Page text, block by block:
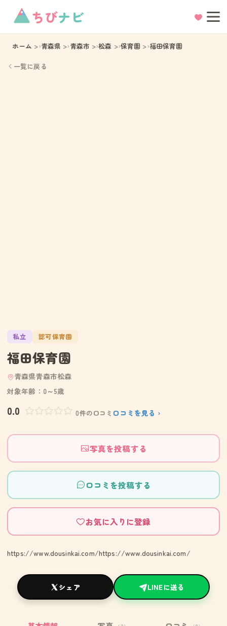
ちびナビ
ホーム 青森県 青森市 松森 保育園 福田保育園
一覧に戻る
私立 認可保育園
福田保育園
青森県青森市松森
対象年齢：0～5歳
0.0 0件の口コミ 口コミを見る ›
写真を投稿する
口コミを投稿する
お気に入りに登録
https://www.dousinkai.com/https://www.dousinkai.com/
シェア LINEに送る